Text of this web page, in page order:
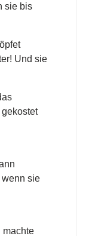
sie bis
Und sie
wenn sie
machte